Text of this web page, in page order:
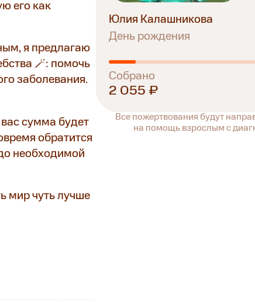
его как
я предлагаю
🪄: помочь
заболевания.
сумма будет
обратится
необходимой
мир чуть лучше
Юлия Калашникова
День рождения
Собрано
2 055 ₽
Все пожертвования будут
на помощь взрослым с